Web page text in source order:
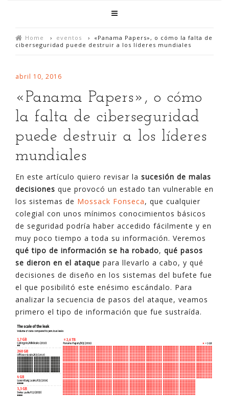
Home › eventos › «Panama Papers», o cómo la falta de
ciberseguridad puede destruir a los líderes mundiales
abril 10, 2016
«Panama Papers», o cómo
la falta de ciberseguridad
puede destruir a los líderes
mundiales
En este artículo quiero revisar la sucesión de malas
decisiones que provocó un estado tan vulnerable en
los sistemas de Mossack Fonseca, que cualquier
colegial con unos mínimos conocimientos básicos
de seguridad podría haber accedido fácilmente y en
muy poco tiempo a toda su información. Veremos
qué tipo de información se ha robado, qué pasos
se dieron en el ataque para llevarlo a cabo, y qué
decisiones de diseño en los sistemas del bufete fue
el que posibilitó este enésimo escándalo. Para
analizar la secuencia de pasos del ataque, veamos
primero el tipo de información que fue sustraída.